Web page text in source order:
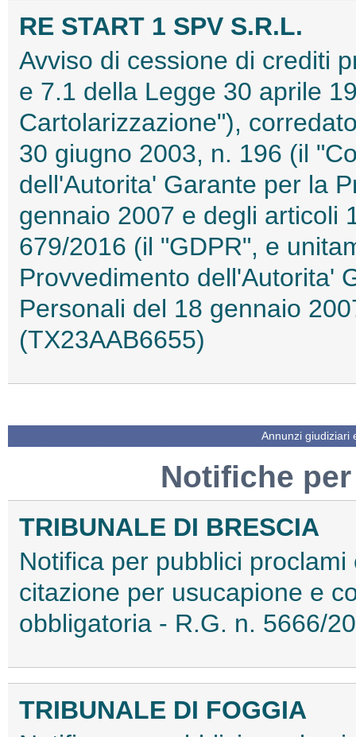
RE START 1 SPV S.R.L.
Avviso di cessione di crediti
e 7.1 della Legge 30 aprile
Cartolarizzazione"),
30 giugno 2003, n. 196 (il
dell'Autorita' Garante per la
gennaio 2007 e degli articoli
679/2016 (il "GDPR", e
Provvedimento dell'Autorita'
Personali del 18 gennaio
(TX23AAB6655)
Annunzi giudiziari
Notifiche
TRIBUNALE DI BRESCIA
Notifica per pubblici
citazione per usucapione e
obbligatoria - R.G. n. 5666/
TRIBUNALE DI FOGGIA